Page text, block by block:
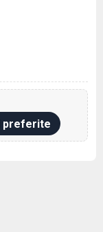
preferite